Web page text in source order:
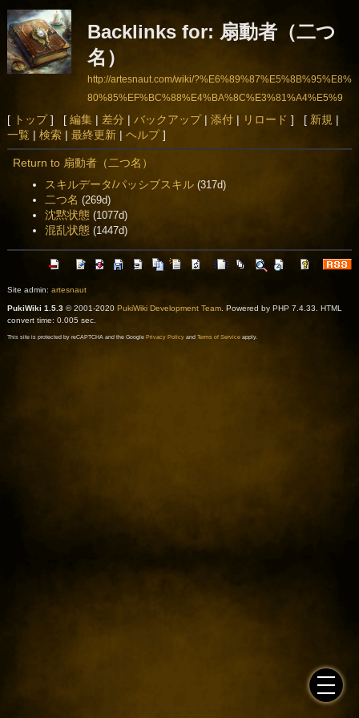
Backlinks for: 扇動者（二つ
名）
http://artesnaut.com/wiki/?%E6%89%87%E5%8B%95%E8%
80%85%EF%BC%88%E4%BA%8C%E3%81%A4%E5%9
0%8D%EF%BC%89
[ トップ] [ 編集| 差分 | バックアップ| 添付| リロード ] [ 新規 |
一覧| 検索| 最終更新| ヘルプ]
Return to 扇動者（二つ名）
スキルデータ/パッシブスキル (317d)
二つ名 (269d)
沈黙状態 (1077d)
混乱状態 (1447d)
Site admin: artesnaut
PukiWiki 1.5.3© 2001-2020 PukiWiki Development Team. Powered by PHP 7.4.33. HTML
convert time: 0.005 sec.
This site is protected by reCAPTCHA and the Google Privacy Policyand Terms of Serviceapply.